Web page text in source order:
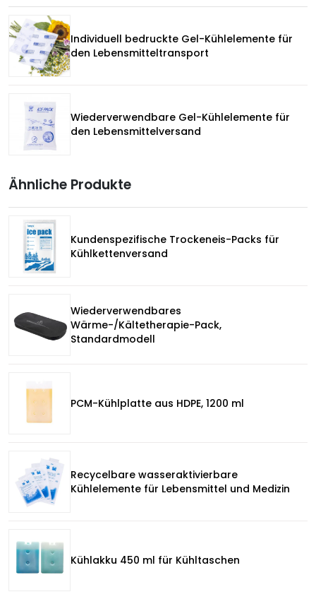
Individuell bedruckte Gel-Kühlelemente für
den Lebensmitteltransport
Wiederverwendbare Gel-Kühlelemente für
den Lebensmittelversand
Ähnliche Produkte
Kundenspezifische Trockeneis-Packs für
Kühlkettenversand
Wiederverwendbares
Wärme-/Kältetherapie-Pack,
Standardmodell
PCM-Kühlplatte aus HDPE, 1200 ml
Recycelbare wasseraktivierbare
Kühlelemente für Lebensmittel und Medizin
Kühlakku 450 ml für Kühltaschen